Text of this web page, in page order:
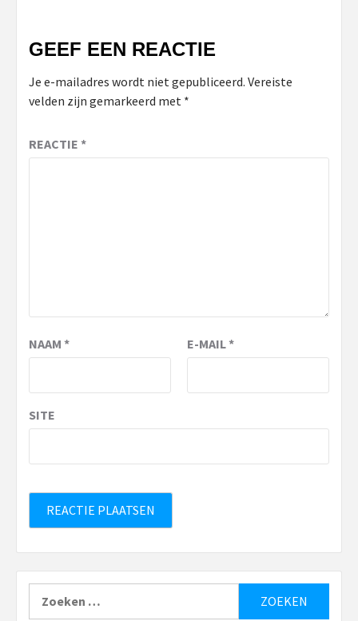
GEEF EEN REACTIE
Je e-mailadres wordt niet gepubliceerd. Vereiste
velden zijn gemarkeerd met *
REACTIE *
NAAM * E-MAIL*
SITE
naar: